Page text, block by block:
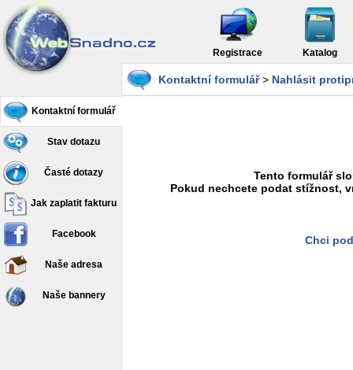
Registrace Katalog
Kontaktní formulář
Stav dotazu
Časté dotazy
Jak zaplatit fakturu
Facebook
Naše adresa
Naše bannery
Kontaktní formulář> Nahlásit
Tento formulář
Pokud nechcete podat stížnost,
Chci